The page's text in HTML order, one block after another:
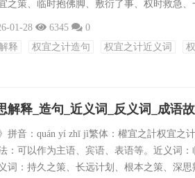
之策、临时抱佛脚、敷衍了事、权时救急
处置反义词：百年大计、长久之计、深谋远
力竭、计功行赏、计深虑远、计过自讼、
01-28 6345
0
释
权宜之计造句 权宜之计近义词
解释_造句_近义词_反义词_成语
拼音：quán yí zhī jì繁体：權宜之計权宜之
：可以作为主语、宾语、表语等。近义词
词：持久之策、长远计划、根本之策、深